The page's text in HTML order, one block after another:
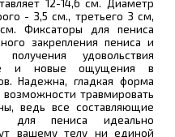
12-14,6 см. Диаметр
- 3,5 см., третьего 3 см,
Фиксаторы для пениса
закрепления пениса и
удовольствия
и новые ощущения в
Надежна, гладкая форма
травмировать
ведь все составляющие
для пениса идеально
вашему телу ни единой